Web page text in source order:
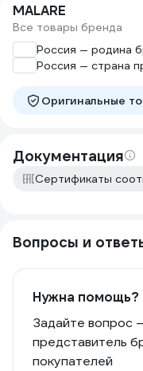
MALARE
Все товары бренда
Россия — родина
Россия — страна
Оригинальные
Документация
Сертификаты
Вопросы и
Нужна помощь?
Задайте вопрос
представитель
покупателей